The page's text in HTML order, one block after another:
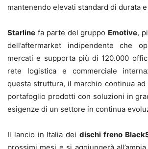
mantenendo elevati standard di durata
Starline fa parte del gruppo Emotive,
dell’aftermarket indipendente che
mercati e supporta più di 120.000
rete logistica e commerciale
questa struttura, il marchio continua
portafoglio prodotti con soluzioni in
esigenze di un settore in continua
Il lancio in Italia dei dischi freno